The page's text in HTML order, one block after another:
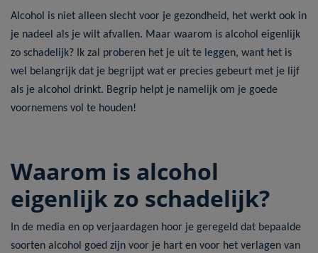
Alcohol is niet alleen slecht voor je gezondheid, het werkt ook in
je nadeel als je wilt afvallen. Maar waarom is alcohol eigenlijk
zo schadelijk? Ik zal proberen het je uit te leggen, want het is
wel belangrijk dat je begrijpt wat er precies gebeurt met je lijf
als je alcohol drinkt. Begrip helpt je namelijk om je goede
voornemens vol te houden!
Waarom is alcohol
eigenlijk zo schadelijk?
In de media en op verjaardagen hoor je geregeld dat bepaalde
soorten alcohol goed zijn voor je hart en voor het verlagen van